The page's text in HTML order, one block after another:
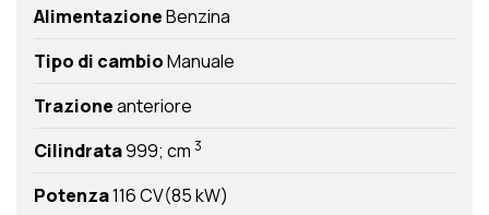
AlimentazioneBenzina
Tipo di cambioManuale
Trazioneanteriore
Cilindrata999; cm 3
Potenza116 CV(85 kW)